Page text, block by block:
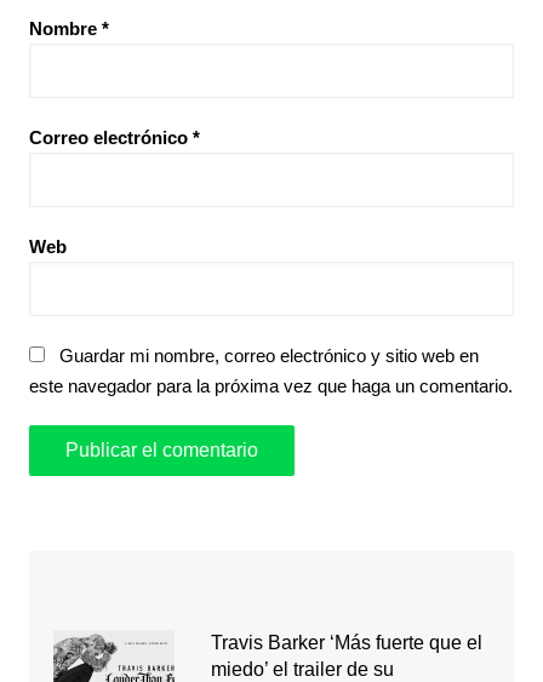
Nombre *
Correo electrónico *
Web
Guardar mi nombre, correo electrónico y sitio web en
este navegador para la próxima vez que haga un comentario.
Travis Barker ‘Más fuerte que el
miedo’ el trailer de su